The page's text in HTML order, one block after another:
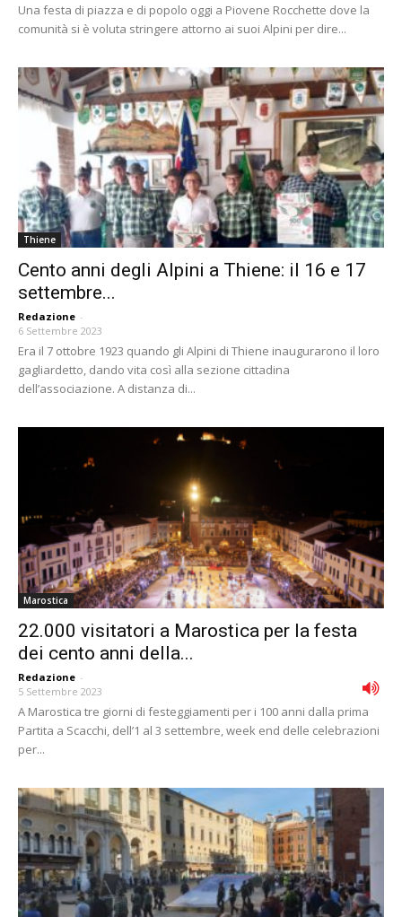
Una festa di piazza e di popolo oggi a Piovene Rocchette dove la
comunità si è voluta stringere attorno ai suoi Alpini per dire...
Thiene
Cento anni degli Alpini a Thiene: il 16 e 17
settembre...
Redazione -
6 Settembre 2023
Era il 7 ottobre 1923 quando gli Alpini di Thiene inaugurarono il loro
gagliardetto, dando vita così alla sezione cittadina
dell’associazione. A distanza di...
Marostica
22.000 visitatori a Marostica per la festa
dei cento anni della...
Redazione -
5 Settembre 2023
A Marostica tre giorni di festeggiamenti per i 100 anni dalla prima
Partita a Scacchi, dell’1 al 3 settembre, week end delle celebrazioni
per...